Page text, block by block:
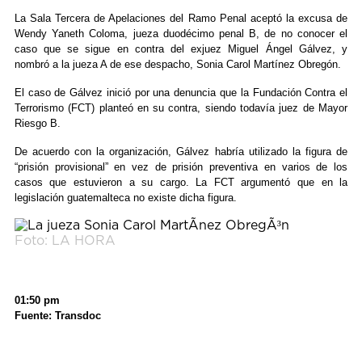
La Sala Tercera de Apelaciones del Ramo Penal aceptó la excusa de
Wendy Yaneth Coloma, jueza duodécimo penal B, de no conocer el
caso que se sigue en contra del exjuez Miguel Ángel Gálvez, y
nombró a la jueza A de ese despacho, Sonia Carol Martínez Obregón.
El caso de Gálvez inició por una denuncia que la Fundación Contra el
Terrorismo (FCT) planteó en su contra, siendo todavía juez de Mayor
Riesgo B.
De acuerdo con la organización, Gálvez habría utilizado la figura de
“prisión provisional” en vez de prisión preventiva en varios de los
casos que estuvieron a su cargo. La FCT argumentó que en la
legislación guatemalteca no existe dicha figura.
Foto: LA HORA
01:50 pm
Fuente: Transdoc